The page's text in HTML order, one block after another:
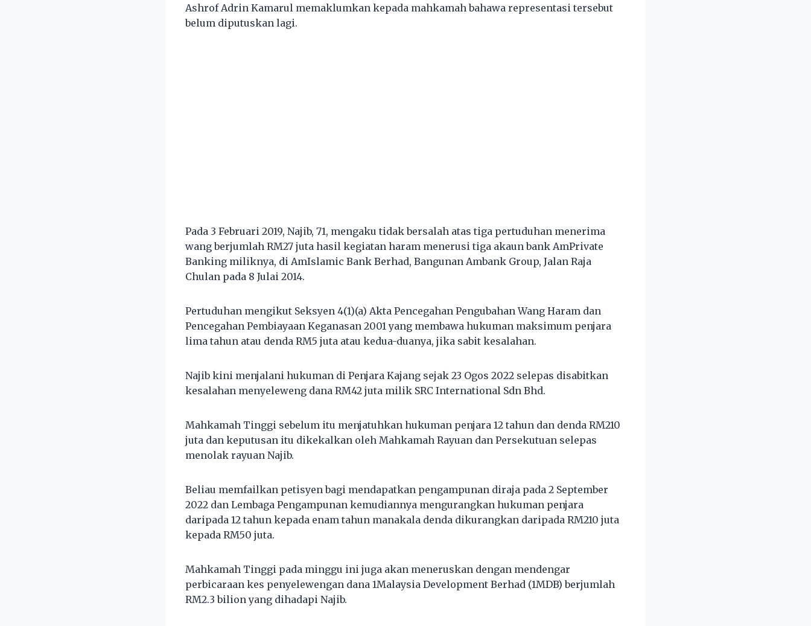
Ashrof Adrin Kamarul memaklumkan kepada mahkamah bahawa representasi tersebut
belum diputuskan lagi.
Pada 3 Februari 2019, Najib, 71, mengaku tidak bersalah atas tiga pertuduhan menerima
wang berjumlah RM27 juta hasil kegiatan haram menerusi tiga akaun bank AmPrivate
Banking miliknya, di AmIslamic Bank Berhad, Bangunan Ambank Group, Jalan Raja
Chulan pada 8 Julai 2014.
Pertuduhan mengikut Seksyen 4(1)(a) Akta Pencegahan Pengubahan Wang Haram dan
Pencegahan Pembiayaan Keganasan 2001 yang membawa hukuman maksimum penjara
lima tahun atau denda RM5 juta atau kedua-duanya, jika sabit kesalahan.
Najib kini menjalani hukuman di Penjara Kajang sejak 23 Ogos 2022 selepas disabitkan
kesalahan menyeleweng dana RM42 juta milik SRC International Sdn Bhd.
Mahkamah Tinggi sebelum itu menjatuhkan hukuman penjara 12 tahun dan denda RM210
juta dan keputusan itu dikekalkan oleh Mahkamah Rayuan dan Persekutuan selepas
menolak rayuan Najib.
Beliau memfailkan petisyen bagi mendapatkan pengampunan diraja pada 2 September
2022 dan Lembaga Pengampunan kemudiannya mengurangkan hukuman penjara
daripada 12 tahun kepada enam tahun manakala denda dikurangkan daripada RM210 juta
kepada RM50 juta.
Mahkamah Tinggi pada minggu ini juga akan meneruskan dengan mendengar
perbicaraan kes penyelewengan dana 1Malaysia Development Berhad (1MDB) berjumlah
RM2.3 bilion yang dihadapi Najib.